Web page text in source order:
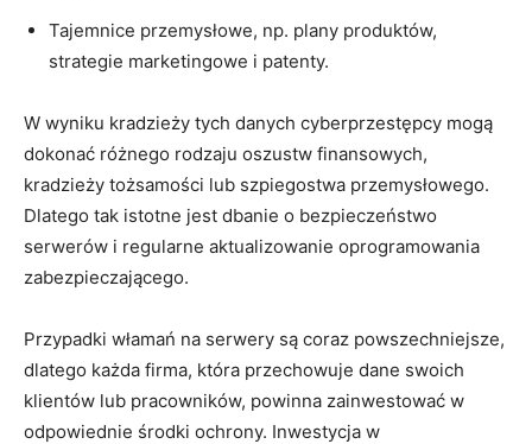
Tajemnice‌ przemysłowe, np. plany produktów,
strategie marketingowe ⁤i patenty.
W wyniku‌ kradzieży tych ​danych ⁣cyberprzestępcy mogą
‍dokonać różnego rodzaju oszustw finansowych,
kradzieży tożsamości lub ⁣szpiegostwa przemysłowego.
Dlatego tak istotne ⁣jest dbanie o bezpieczeństwo
serwerów⁣ i regularne aktualizowanie oprogramowania
zabezpieczającego.
Przypadki włamań na ​serwery są‌ coraz powszechniejsze,
dlatego‌ każda firma, która przechowuje ‍dane⁢ swoich ​
klientów ⁣lub pracowników,⁣ powinna zainwestować w
odpowiednie ⁤środki ochrony. Inwestycja w⁢